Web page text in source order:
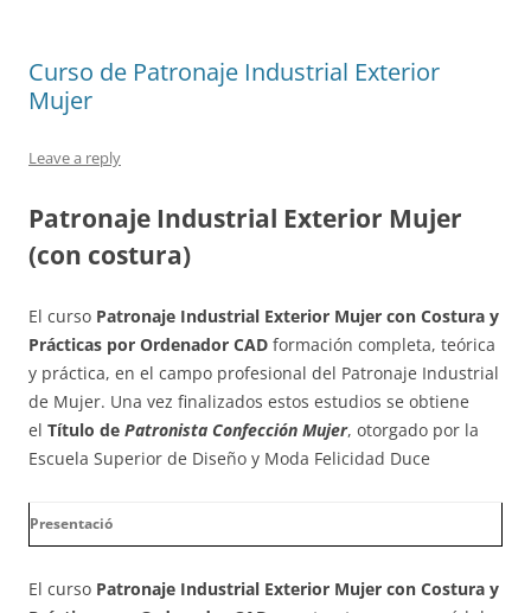
Curso de Patronaje Industrial Exterior
Mujer
Leave a reply
Patronaje Industrial Exterior Mujer
(con costura)
El curso Patronaje Industrial Exterior Mujer con Costura y
Prácticas por Ordenador CAD formación completa, teórica
y práctica, en el campo profesional del Patronaje Industrial
de Mujer. Una vez finalizados estos estudios se obtiene
el Título de Patronista Confección Mujer, otorgado por la
Escuela Superior de Diseño y Moda Felicidad Duce
Presentació
El curso Patronaje Industrial Exterior Mujer con Costura y